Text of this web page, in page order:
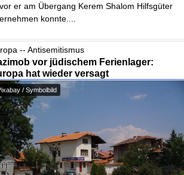
er am Übergang Kerem Shalom Hilfsgüter
konnte....
-- Antisemitismus
vor jüdischem Ferienlager:
hat wieder versagt
/ Symbolbild